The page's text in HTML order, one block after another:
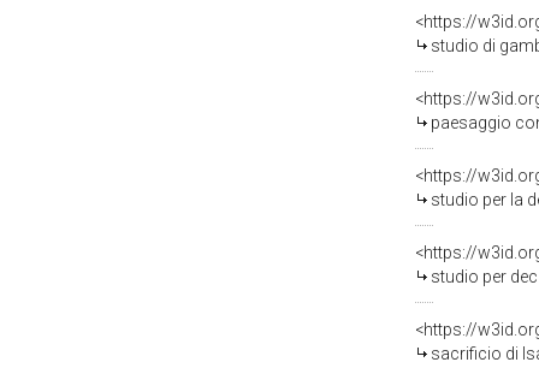
<https://
studio di gamba
<https://
paesaggio con
<https://
studio per la decorazione
<https://
studio per
<https://
sacrificio di